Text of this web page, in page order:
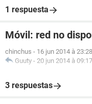
1 respuesta
Móvil: red no
chinchus - 16 jun 2014 à 23:28
Guuty - 20 jun 2014 à 09:17
3 respuestas